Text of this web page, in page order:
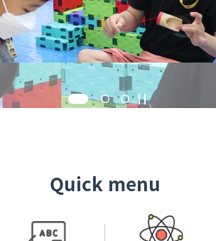
Quick menu